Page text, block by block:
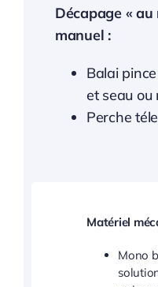
Décapage «
manuel :
Balai
et seau ou
Perche
Matériel
Mono